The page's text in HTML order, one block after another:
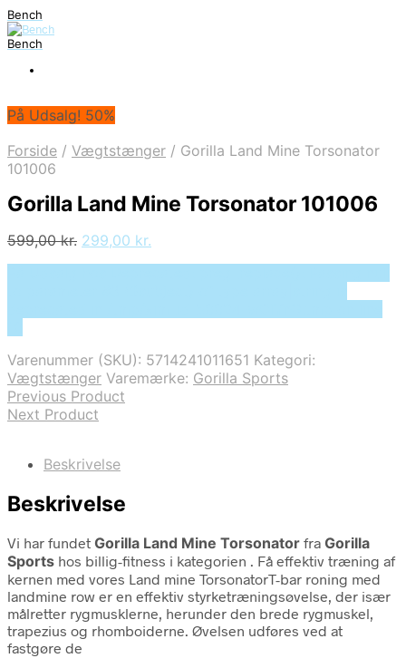
Bench
Bench
På Udsalg! 50%
Forside / Vægtstænger / Gorilla Land Mine Torsonator
101006
Gorilla Land Mine Torsonator 101006
599,00kr. Den
299,00 kr.
Varenummer (SKU): 5714241011651 Kategori:
Vægtstænger Varemærke: Gorilla Sports
Previous Product
Next Product
Beskrivelse
Beskrivelse
Vi har fundet Gorilla Land Mine Torsonator fra Gorilla
Sports hos billig-fitness i kategorien . Få effektiv træning af
kernen med vores Land mine TorsonatorT-bar roning med
landmine row er en effektiv styrketræningsøvelse, der især
målretter rygmusklerne, herunder den brede rygmuskel,
trapezius og rhomboiderne. Øvelsen udføres ved at
fastgøre de